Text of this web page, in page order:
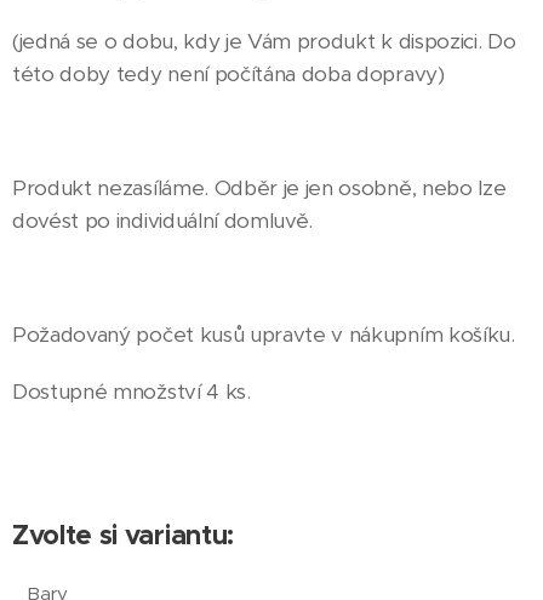
(jedná se o dobu, kdy je Vám produkt k dispozici. Do
této doby tedy není počítána doba dopravy)
Produkt nezasíláme. Odběr je jen osobně, nebo lze
dovést po individuální domluvě.
Požadovaný počet kusů upravte v nákupním košíku.
Dostupné množství 4 ks.
Zvolte si variantu:
Barv